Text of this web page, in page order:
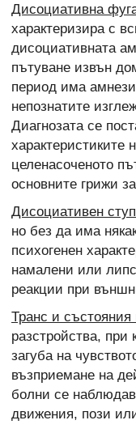
Дисоциативна
характеризира с
дисоциативната
пътуване извън
период има
непознатите
Диагнозата се
характеристиките
целенасоченото
основните грижи
Дисоциативен
но без да има
психогенен
намалени или
реакции при
Транс и състояния
разстройства, при
загуба на
възприемане на
болни се
движения, пози